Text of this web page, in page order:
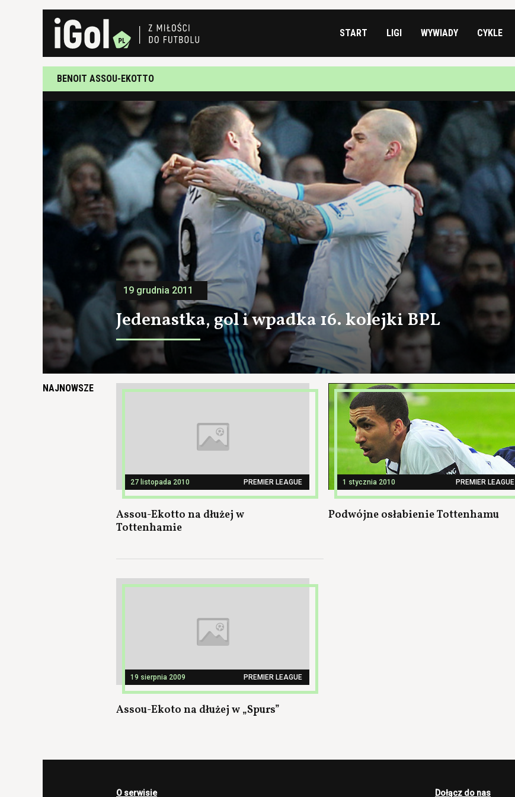
START LIGI WYWIADY CYKLE
BENOIT ASSOU-EKOTTO
19 grudnia 2011
Jedenastka, gol i wpadka 16. kolejki BPL
NAJNOWSZE
27 listopada 2010 PREMIER LEAGUE
Assou-Ekotto na dłużej w
Tottenhamie
1 stycznia 2010 PREMIER LEAGUE
Podwójne osłabienie Tottenhamu
19 sierpnia 2009 PREMIER LEAGUE
Assou-Ekoto na dłużej w „Spurs”
O serwisie Dołącz do nas